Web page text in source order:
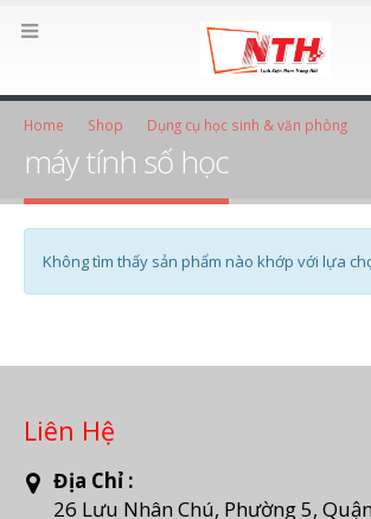
Home Shop Dụng cụ học sinh & văn phòng
máy tính số học
Không tìm thấy sản phẩm nào khớp với lựa
Liên Hệ
Địa Chỉ :
26 Lưu Nhân Chú, Phường 5,